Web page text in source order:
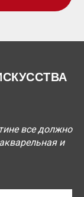
все должно
и